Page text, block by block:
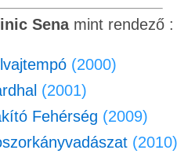
Senamint rendező
(2000)
(2001)
Fehérség (2009)
(2010)